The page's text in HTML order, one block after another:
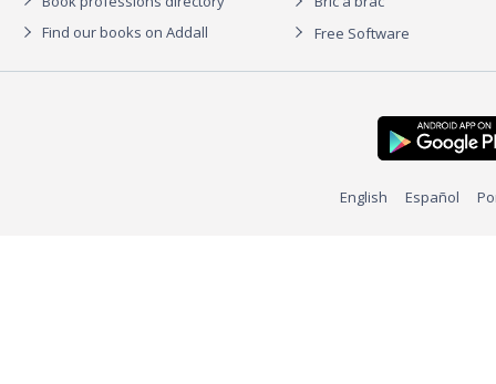
Find our books on Addall
Free Software
English Español